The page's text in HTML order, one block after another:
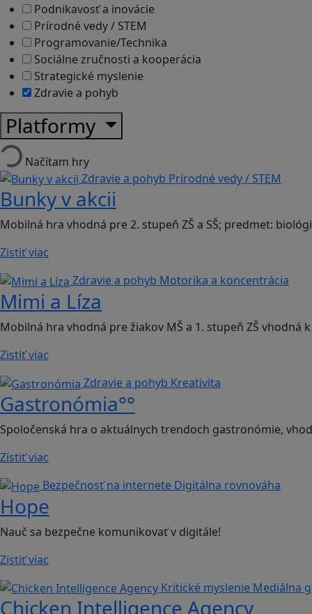
Podnikavosť a inovácie
Prírodné vedy / STEM
Programovanie/Technika
Sociálne zručnosti a kooperácia
Strategické myslenie
Zdravie a pohyb
Platformy
Načítam hry
Zdravie a pohyb Prírodné vedy / STEM
Bunky v akcii
Mobilná hra vhodná pre 2. stupeň ZŠ a SŠ; predmet:
Zistiť viac
Zdravie a pohyb Motorika a koncentrácia
Mimi a Líza
Mobilná hra vhodná pre žiakov MŠ a 1. stupeň ZŠ vhodná
Zistiť viac
Zdravie a pohyb Kreativita
Gastronómia°°
Spoločenská hra o aktuálnych trendoch gastronómie,
Zistiť viac
Bezpečnosť na internete Digitálna rovnováha
Hope
Nauč sa bezpečne komunikovať v digitále!
Zistiť viac
Kritické myslenie Mediálna
Chicken Intelligence Agency